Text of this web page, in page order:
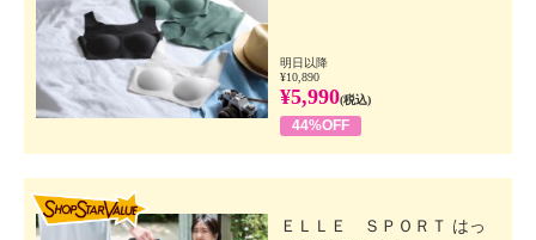
明日以降
¥10,890
¥5,990(税込)
44%OFF
ＥＬＬＥ ＳＰＯＲＴ はっ